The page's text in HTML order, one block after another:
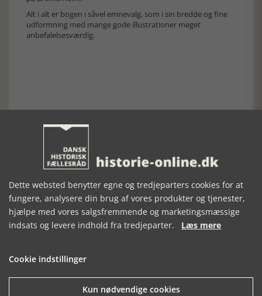
Alt i alt er bogen i såvel emnevalg, som i sin bredde og fine
udformning med mange gode illustrationer meget
anbefalelsesværdig.
SE RELATEREDE ARTIKLER
Dette websted benytter egne og tredjeparters cookies for at
fungere, analysere din brug af vores produkter og tjenester,
hjælpe med vores salgsfremmende og marketingsmæssige
indsats og levere indhold fra tredjeparter. Læs mere
Cookie indstillinger
Kun nødvendige cookies